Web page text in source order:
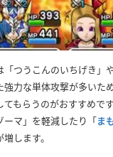
ンライズスライムの行動パ
ーマ メラゾーマ
撃 痛恨の一撃
ーマ 北風と太陽
ズン
ライズ
つうこんのいちげき」
強力な単体攻撃が多いた
もらうのがおすすめで
ーマ」を軽減したり「ま
します。